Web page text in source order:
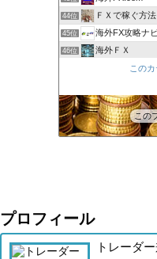
44位 ＦＸで稼ぐ方法
45位 海外FX攻略ナ
46位 海外ＦＸ
XM口座開設方
FXの自動売買
この
この
プロフィール
トレーダ